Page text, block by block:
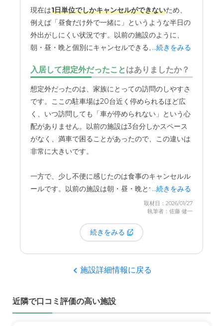
たくさんの不安や分からないことがある中での施設
選びでしたが、「金額」「広さ」「設備」といった
自分たちなりの基準を持って見学することで、少し
ずつ父に合う場所を見つけることができたように思
れだけは譲れない」という条件を家族で話し合って
みるのが良いかもしれません。
また、施設側からセンサーマットの利用など、安全
のための追加オプションを提案されることも度々あ
ります。もちろん父の安全のためなのは分かるので
すが、その度に費用がかかるので、「またか…」と
済的に厳しいです」と、初めてお断りをしました。
食事に関しても、月に2回ほど海鮮丼などの特別な
メニューが提供されるのですが、これが希望制では
なく「キャンセルしない限りは自動的に提供され
る」仕組みだったのには驚きました。料金も1回
2,000円ほどと安くはないので、知らないうちに料
分かりませんが、「うちはどうしますか？」と事前
に聞いてほしかったな、というのが正直な気持ちで
着いてからは、面会の自由度が高い点も助かってい
ます。決められた時間内であれば、
事前の電話予約
なども必要なく 、いつでも母に会いに行くことがで
きます。受付で入館手続きを済ませるだけで良いの
す。家族とのつながりを大切にしてくれる施設の姿
勢を感じます。
現在は1日単位でしかキャンセルができないため、
例えば「昼食だけ外で一緒に」というような半日の
外出がしにくい状況です。以前の施設のように、
朝・昼・晩と個別にキャンセルできるようになれ
いただけるとありがたいです。
...続きをみる
入居して想定外だったことはありましたか？
想定外だったのは、家族にとっての訪問のしやすさ
です。ここの駐車場は20台近く停められるほど広
く、いつ訪問しても「車が停められない」という心
配がありません。以前の施設は3台分しかスペース
がなく、満車で困ることがあったので、この違いは
非常に大きいです。
一方で、少し不便に感じたのは食事のキャンセルル
ールです。以前の施設は朝・昼・晩と食事ごとにキ
ャンセルできたのですが、こちらは1日単位でしか
受け付けてもらえません。半日だけ外出したい時な
どに、少し融通が利かないなと感じることがありま
...続きをみる
取材日：2026/01/27
執筆者：佐藤 健一
続きをみる
施設詳細情報に戻る
近隣で口コミ評価の高い施設